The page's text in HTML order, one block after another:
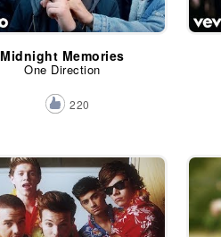
Midnight Memories
One Direction
220